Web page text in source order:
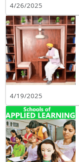
4/26/2025
4/19/2025